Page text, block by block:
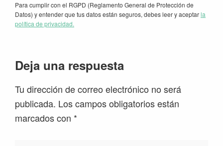
Para cumplir con el RGPD (Reglamento General de Protección de
Datos) y entender que tus datos están seguros, debes leer y aceptarla
política de privacidad.
Interacciones
los
lectores
Deja una respuesta
Tu dirección de correo electrónico no será
publicada. Los campos obligatorios están
marcados con *